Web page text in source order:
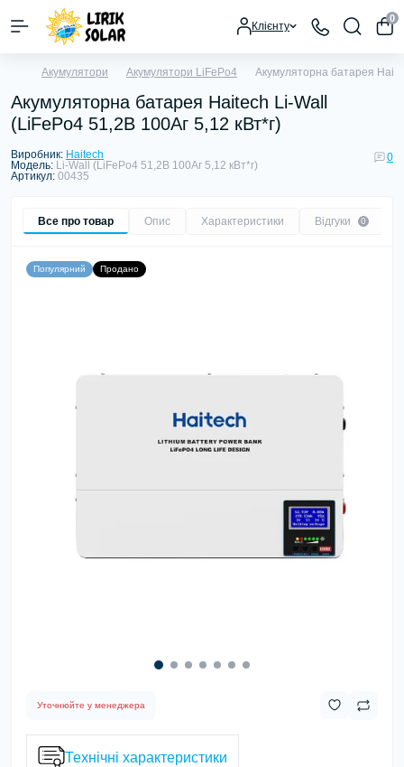
Клієнту
0
Акумулятори Акумулятори LiFePo4 Акумуляторна батарея
Акумуляторна батарея Haitech Li-Wall
(LiFePo4 51,2В 100Аг 5,12 кВт*г)
Виробник: Haitech
Модель: Li-Wall (LiFePo4 51,2В 100Аг 5,12 кВт*г)
Артикул: 00435
0
Все про товар Опис Характеристики Відгуки 0
Популярний Продано
Уточнюйте у менеджера
Технічні характеристики